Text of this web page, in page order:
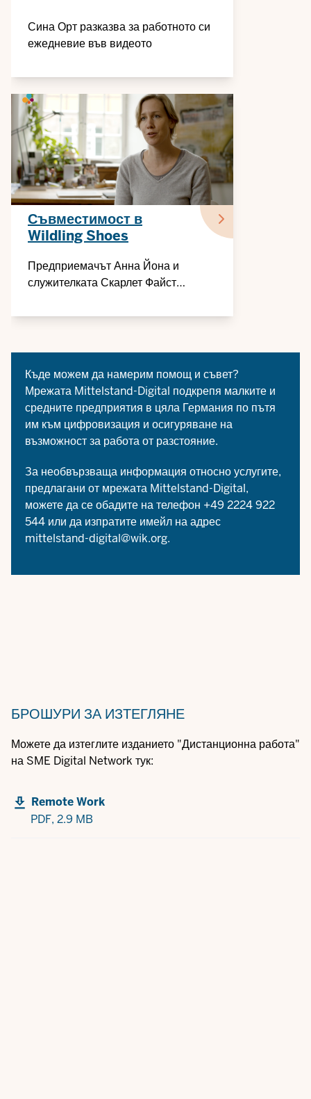
Сина Орт разказва за работното си
ежедневие във видеото
Съвместимост в
Wildling Shoes
Предприемачът Анна Йона и
служителката Скарлет Файст
работата без фиксирано работно
Къде можем да намерим помощ и съвет?
Мрежата Mittelstand-Digital подкрепя малките и
средните предприятия в цяла Германия по пътя
им към цифровизация и осигуряване на
възможност за работа от разстояние.
За необвързваща информация относно услугите,
предлагани от мрежата Mittelstand-Digital,
можете да се обадите на телефон +49 2224 922
544 или да изпратите имейл на адрес
mittelstand-digital@wik.org.
БРОШУРИ ЗА ИЗТЕГЛЯНЕ
Можете да изтеглите изданието "Дистанционна работа"
на SME Digital Network тук:
Remote Work
PDF, 2.9 MB